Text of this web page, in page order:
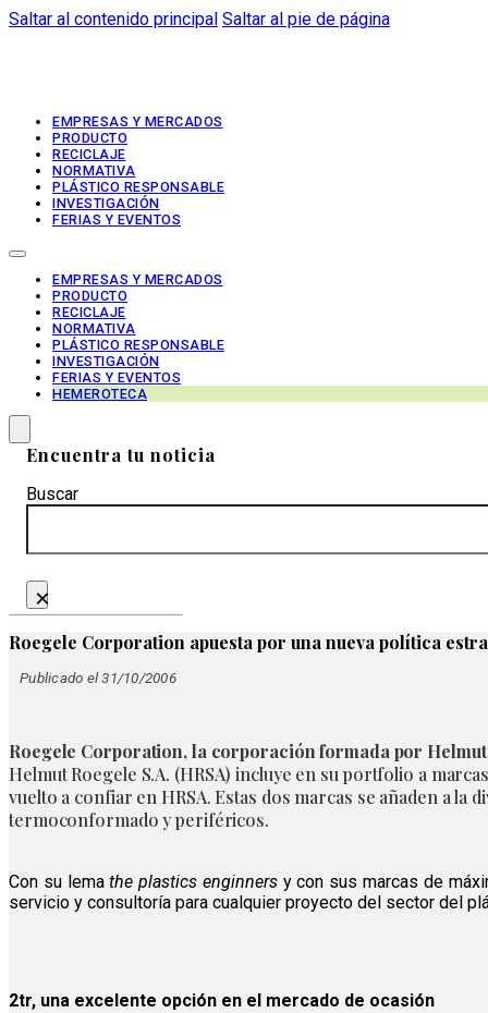
Saltar al contenido principal Saltar al pie de página
EMPRESAS Y MERCADOS
PRODUCTO
RECICLAJE
NORMATIVA
PLÁSTICO RESPONSABLE
INVESTIGACIÓN
FERIAS Y EVENTOS
EMPRESAS Y MERCADOS
PRODUCTO
RECICLAJE
NORMATIVA
PLÁSTICO RESPONSABLE
INVESTIGACIÓN
FERIAS Y EVENTOS
HEMEROTECA
Encuentra tu noticia
Buscar
×
Roegele Corporation apuesta por una nueva política
Publicado el 31/10/2006
Roegele Corporation, la corporación formada por
Helmut Roegele S.A. (HRSA) incluye en su portfolio a
vuelto a confiar en HRSA. Estas dos marcas se añaden a
termoconformado y periféricos.
Con su lemathe plastics enginnersy con sus marcas de
servicio y consultoría para cualquier proyecto del sector del
2tr, una excelente opción en el mercado de ocasión